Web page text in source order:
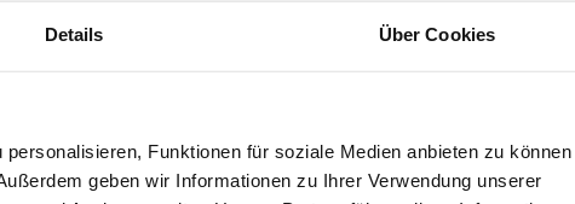
Details Über Cookies
Funktionen für soziale Medien anbieten zu können
geben wir Informationen zu Ihrer Verwendung unserer
von Behörden im Internet
eine zweifelsfreie
mit jeder Behörde 24
Ausgabe 07/1994
Ausgabe 11/1992